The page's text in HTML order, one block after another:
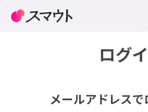
ログ
メールアドレス